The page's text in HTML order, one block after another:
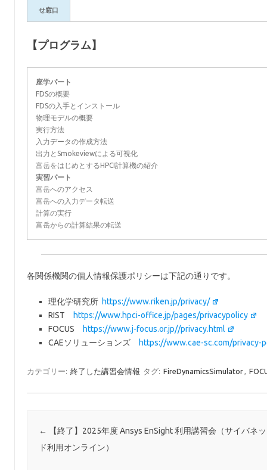
せ窓口
【プログラム】
座学パート
FDSの概要
FDSの入手とインストール
物理モデルの概要
実行方法
入力データの作成方法
出力とSmokeviewによる可視化
富岳をはじめとするHPCI計算機の紹介
実習パート
富岳へのアクセス
富岳への入力データ転送
計算の実行
富岳からの計算結果の転送
各関係機関の個人情報保護ポリシーは下記の通りです。
理化学研究所 https://www.riken.jp/privacy/
RIST https://www.hpci-office.jp/pages/privacypolicy
FOCUS https://www.j-focus.or.jp//privacy.html
CAEソリューションズ https://www.cae-sc.com/privacy-
カテゴリー: 終了した講習会情報 タグ: FireDynamicsSimulator,
投稿ナビゲーション
←
【終了】2025年度 Ansys EnSight 利用講習会（サイバネ
ド利用オンライン）